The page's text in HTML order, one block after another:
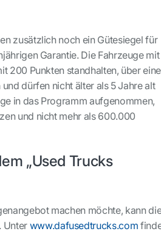
zusätzlich noch ein Gütesiegel für
Garantie. Die Fahrzeuge mit
200 Punkten standhalten, über eine
dürfen nicht älter als 5 Jahre alt
in das Programm aufgenommen,
und nicht mehr als 600.000
„Used Trucks
machen möchte, kann
Unter www.dafusedtrucks.com